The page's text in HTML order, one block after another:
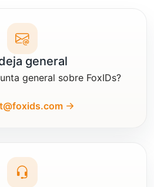
general
general sobre FoxIDs?